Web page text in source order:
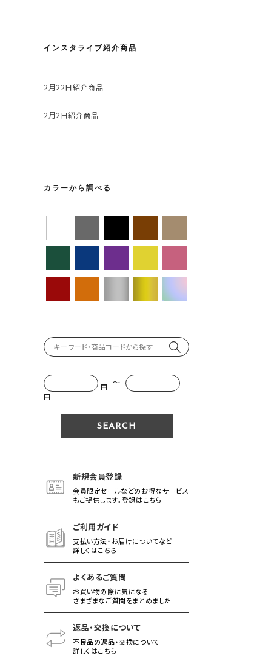
インスタライブ紹介商品
2月22日紹介商品
2月2日紹介商品
カラーから調べる
円 ～
円
新規会員登録
会員限定セールなどのお得なサービス
もご提供します。登録はこちら
ご利用ガイド
支払い方法・お届けについてなど
詳しくはこちら
よくあるご質問
お買い物の際に気になる
さまざまなご質問をまとめました
返品・交換について
不良品の返品・交換について
詳しくはこちら